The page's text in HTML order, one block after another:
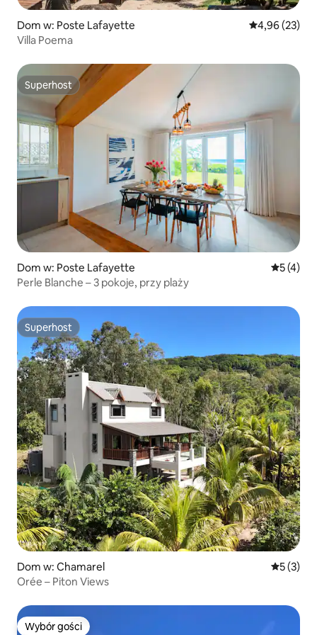
Dom w: Poste Lafayette Średnia
4,96 (23)
Villa Poema
Superhost
Superhost
Dom w: Poste Lafayette Średnia
5 (4)
Perle Blanche – 3 pokoje, przy plaży
Superhost
Superhost
Dom w: Chamarel Średnia
5 (3)
Orée – Piton Views
Wybór gości